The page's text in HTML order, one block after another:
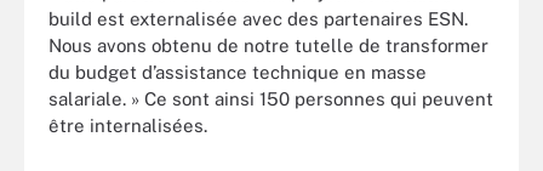
build est externalisée avec des partenaires ESN.
Nous avons obtenu de notre tutelle de transformer
du budget d’assistance technique en masse
salariale. » Ce sont ainsi 150 personnes qui peuvent
être internalisées.